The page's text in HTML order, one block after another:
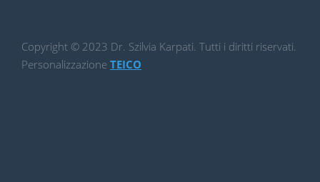
Copyright © 2023 Dr. Szilvia Karpati. Tutti i diritti riservati.
Personalizzazione TEICO